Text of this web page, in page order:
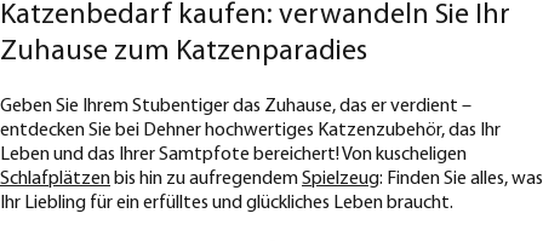
Katzenbedarf kaufen: verwandeln Sie Ihr
Zuhause zum Katzenparadies
Geben Sie Ihrem Stubentiger das Zuhause, das er verdient –
entdecken Sie bei Dehner hochwertiges Katzenzubehör, das Ihr
Leben und das Ihrer Samtpfote bereichert! Von kuscheligen
Schlafplätzenbis hin zu aufregendemSpielzeug: Finden Sie alles, was
Ihr Liebling für ein erfülltes und glückliches Leben braucht.